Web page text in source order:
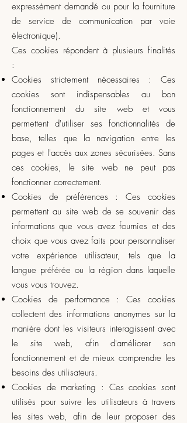
expressément demandé ou pour la fourniture
de service de communication par voie
électronique).
Ces cookies répondent à plusieurs finalités
:
Cookies strictement nécessaires : Ces
cookies sont indispensables au bon
fonctionnement du site web et vous
permettent d'utiliser ses fonctionnalités de
base, telles que la navigation entre les
pages et l'accès aux zones sécurisées. Sans
ces cookies, le site web ne peut pas
fonctionner correctement.
Cookies de préférences : Ces cookies
permettent au site web de se souvenir des
informations que vous avez fournies et des
choix que vous avez faits pour personnaliser
votre expérience utilisateur, tels que la
langue préférée ou la région dans laquelle
vous vous trouvez.
Cookies de performance : Ces cookies
collectent des informations anonymes sur la
manière dont les visiteurs interagissent avec
le site web, afin d'améliorer son
fonctionnement et de mieux comprendre les
besoins des utilisateurs.
Cookies de marketing : Ces cookies sont
utilisés pour suivre les utilisateurs à travers
les sites web, afin de leur proposer des